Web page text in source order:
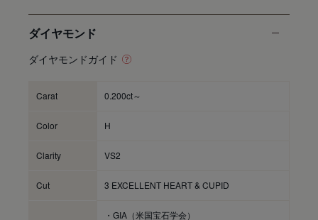
ダイヤモンド
ダイヤモンドガイド
Carat 0.200ct～
Color H
Clarity VS2
Cut 3 EXCELLENT HEART & CUPID
・GIA（米国宝石学会）